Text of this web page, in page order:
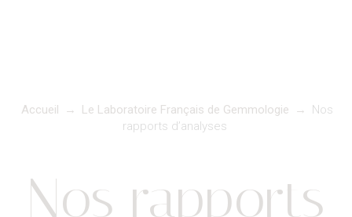
Accueil → Le Laboratoire Français de Gemmologie →
Nos
rapports d’analyses
Nos rapports